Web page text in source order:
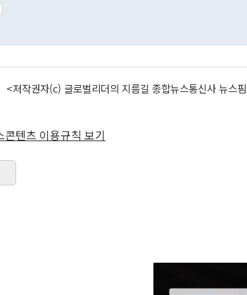
<저작권자(c) 글로벌리더의 지름길 종합뉴스통신사 뉴
콘텐츠 이용규칙 보기